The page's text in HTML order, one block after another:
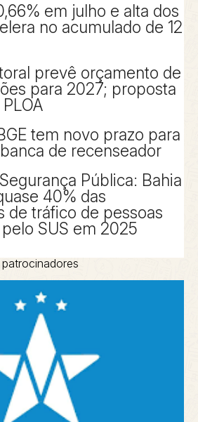
em julho e alta dos
no acumulado de 12
prevê orçamento de
para 2027; proposta
tem novo prazo para
de recenseador
Pública: Bahia
40% das
de tráfico de pessoas
SUS em 2025